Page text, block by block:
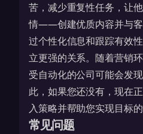
苦，减少重复性任务，让
情——创建优质内容并与客
过个性化信息和跟踪有效
立更强的关系。随着营销
受自动化的公司可能会发
此，如果您还没有，现在
入策略并帮助您实现目标的
常见问题